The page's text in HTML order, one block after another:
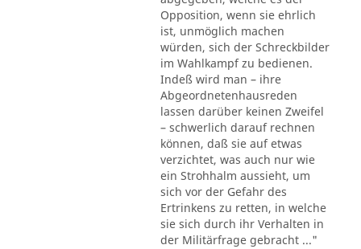
Opposition, wenn sie ehrlich
ist, unmöglich machen
würden, sich der Schreckbilder
im Wahlkampf zu bedienen.
Indeß wird man – ihre
Abgeordnetenhausreden
lassen darüber keinen Zweifel
– schwerlich darauf rechnen
können, daß sie auf etwas
verzichtet, was auch nur wie
ein Strohhalm aussieht, um
sich vor der Gefahr des
Ertrinkens zu retten, in welche
sie sich durch ihr Verhalten in
der Militärfrage gebracht ..."